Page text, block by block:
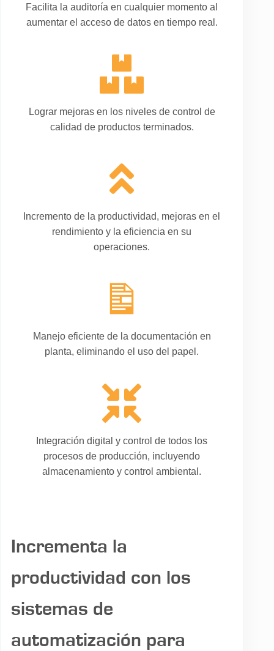
Facilita la auditoría en cualquier momento al
aumentar el acceso de datos en tiempo real.
Lograr mejoras en los niveles de control de
calidad de productos terminados.
Incremento de la productividad, mejoras en el
rendimiento y la eficiencia en su
operaciones.
Manejo eficiente de la documentación en
planta, eliminando el uso del papel.
Integración digital y control de todos los
procesos de producción, incluyendo
almacenamiento y control ambiental.
Incrementa la
productividad con los
sistemas de
automatización para